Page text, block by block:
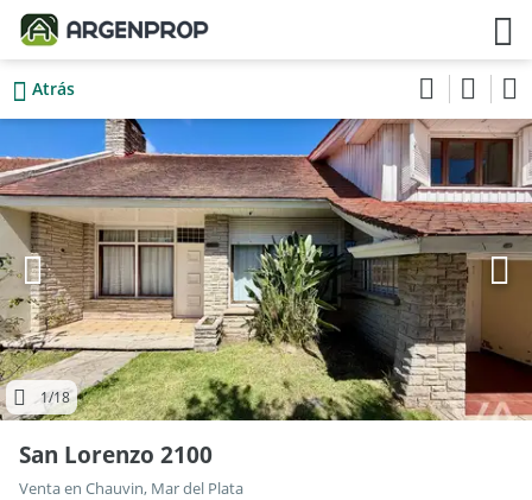
Atrás
1/18
San Lorenzo 2100
Venta en Chauvin, Mar del Plata